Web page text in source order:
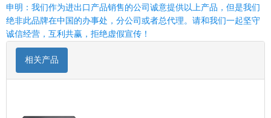
申明：我们作为进出口产品销售的公司诚意提供以上产品，但是我们
绝非此品牌在中国的办事处，分公司或者总代理。请和我们一起坚守
诚信经营，互利共赢，拒绝虚假宣传！
相关产品